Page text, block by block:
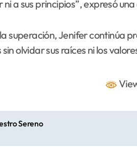
a sus principios”, expresó
superación, Jenifer
olvidar sus raíces ni los
Sereno